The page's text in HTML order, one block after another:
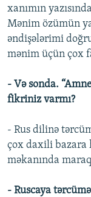
xanımın
Mənim özümün
əndişələrimi
mənim üçün çox
- Və sonda.
fikriniz varmı?
- Rus dilinə
çox daxili bazara
məkanında
- Ruscaya